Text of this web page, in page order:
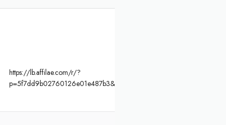
https://lb.affilae.com/r/?